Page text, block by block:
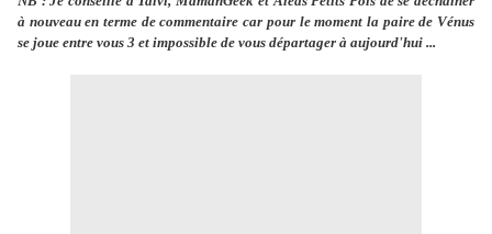
à nouveau en terme de commentaire car pour le moment la paire de Vénus
se joue entre vous 3 et impossible de vous départager à aujourd'hui ...